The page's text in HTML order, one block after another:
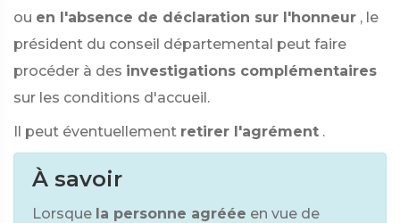
ou en l'absence de déclaration sur l'honneur , le
président du conseil départemental peut faire
procéder à des investigations complémentaires
sur les conditions d'accueil.
Il peut éventuellement retirer l'agrément .
À savoir
Lorsque la personne agréée en vue de